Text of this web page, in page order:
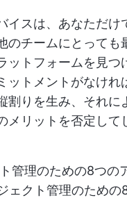
イスは、あなただけ
のチームにとっても
ットフォームを見つ
ットメントがなけれ
割りを生み、それに
メリットを否定して
管理のための8つの
ェクト管理のための